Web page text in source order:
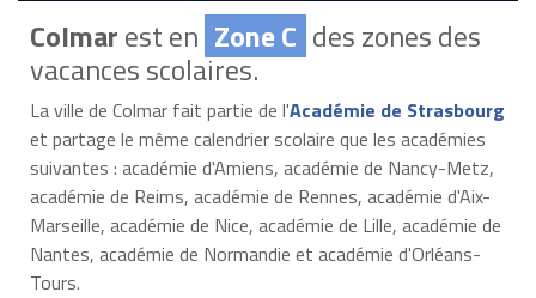
Colmarest en Zone C des zones des
vacances scolaires.
La ville de Colmar fait partie de l'Académie de Strasbourg
et partage le même calendrier scolaire que les académies
suivantes : académie d'Amiens, académie de Nancy-Metz,
académie de Reims, académie de Rennes, académie d'Aix-
Marseille, académie de Nice, académie de Lille, académie de
Nantes, académie de Normandie et académie d'Orléans-
Tours.